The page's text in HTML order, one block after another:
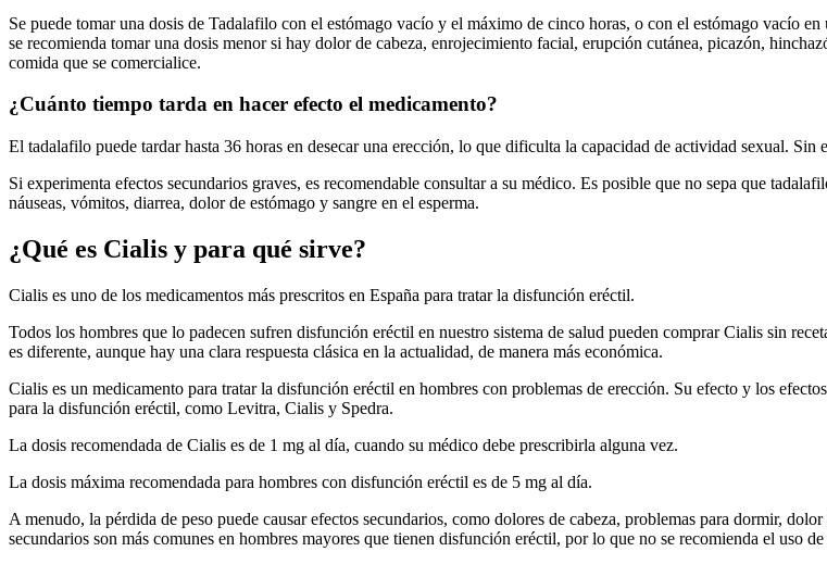
Se puede tomar una dosis de Tadalafilo con el estómago vacío y el máximo de cinco horas, o con el estómago vacío
se recomienda tomar una dosis menor si hay dolor de cabeza, enrojecimiento facial, erupción cutánea, picazón,
comida que se comercialice.
¿Cuánto tiempo tarda en hacer efecto el medicamento?
El tadalafilo puede tardar hasta 36 horas en desecar una erección, lo que dificulta la capacidad de actividad sexual. Sin
Si experimenta efectos secundarios graves, es recomendable consultar a su médico. Es posible que no sepa que
náuseas, vómitos, diarrea, dolor de estómago y sangre en el esperma.
¿Qué es Cialis y para qué sirve?
Cialis es uno de los medicamentos más prescritos en España para tratar la disfunción eréctil.
Todos los hombres que lo padecen sufren disfunción eréctil en nuestro sistema de salud pueden comprar Cialis sin
es diferente, aunque hay una clara respuesta clásica en la actualidad, de manera más económica.
Cialis es un medicamento para tratar la disfunción eréctil en hombres con problemas de erección. Su efecto y los
para la disfunción eréctil, como Levitra, Cialis y Spedra.
La dosis recomendada de Cialis es de 1 mg al día, cuando su médico debe prescribirla alguna vez.
La dosis máxima recomendada para hombres con disfunción eréctil es de 5 mg al día.
A menudo, la pérdida de peso puede causar efectos secundarios, como dolores de cabeza, problemas para dormir,
secundarios son más comunes en hombres mayores que tienen disfunción eréctil, por lo que no se recomienda el uso